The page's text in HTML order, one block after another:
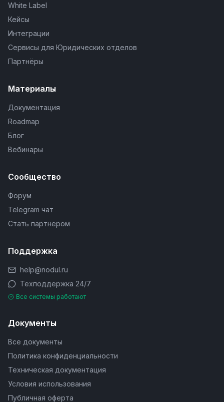
White Label
Кейсы
Интеграции
Сервисы для Юридических отделов
Партнёры
Материалы
Документация
Roadmap
Блог
Вебинары
Сообщество
Форум
Telegram чат
Стать партнером
Поддержка
help@nodul.ru
Техподдержка 24/7
Все системы работают
Документы
Все документы
Политика конфиденциальности
Техническая документация
Условия использования
Публичная оферта